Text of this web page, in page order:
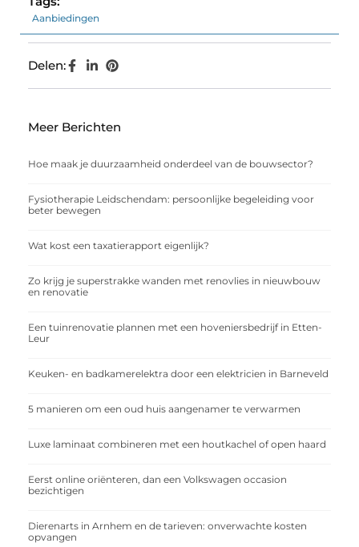
Aanbiedingen
Delen:
Meer Berichten
Hoe maak je duurzaamheid onderdeel van de bouwsector?
Fysiotherapie Leidschendam: persoonlijke begeleiding voor
beter bewegen
Wat kost een taxatierapport eigenlijk?
Zo krijg je superstrakke wanden met renovlies in nieuwbouw
en renovatie
Een tuinrenovatie plannen met een hoveniersbedrijf in Etten-
Leur
Keuken- en badkamerelektra door een elektricien in Barneveld
5 manieren om een oud huis aangenamer te verwarmen
Luxe laminaat combineren met een houtkachel of open haard
Eerst online oriënteren, dan een Volkswagen occasion
bezichtigen
Dierenarts in Arnhem en de tarieven: onverwachte kosten
opvangen